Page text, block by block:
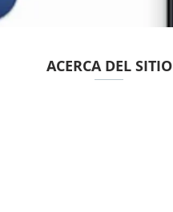
ACERCA DEL SITIO